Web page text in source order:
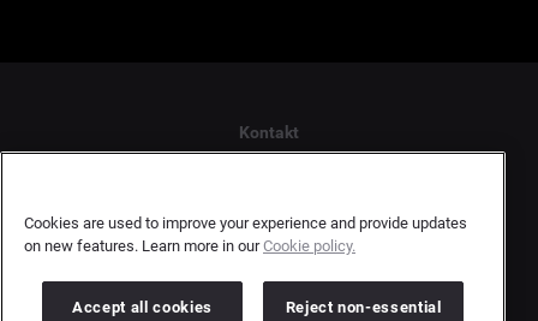
Kontakt
Terms and Conditions
Cookies are used to improve your experience and provide updates
on new features. Learn more in ourCookie policy.
Accept all cookies
Reject non-essential